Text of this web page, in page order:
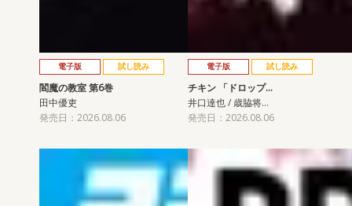
電子版 試し読み
閻魔の教室 第6巻
田中優吏
発売日：2026.08.06
電子版 試し読み
チキン 「ドロップ…
井口達也 / 歳脇将…
発売日：2026.08.06